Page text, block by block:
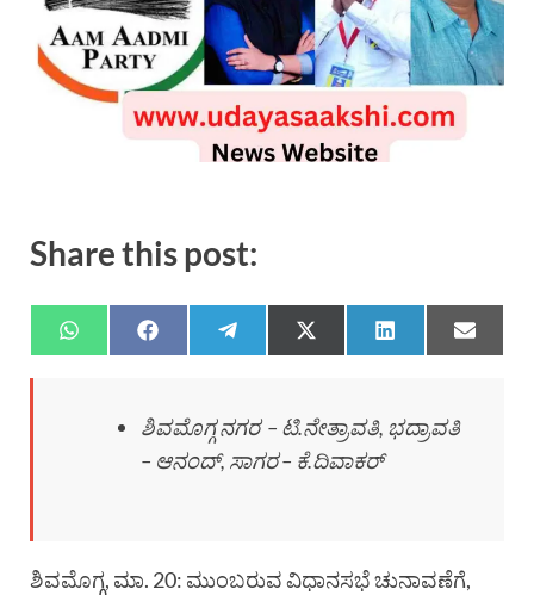
Share this post:
ಶಿವಮೊಗ್ಗ ನಗರ – ಟಿ.ನೇತ್ರಾವತಿ, ಭದ್ರಾವತಿ
– ಆನಂದ್, ಸಾಗರ – ಕೆ.ದಿವಾಕರ್
ಶಿವಮೊಗ್ಗ, ಮಾ. 20: ಮುಂಬರುವ ವಿಧಾನಸಭೆ ಚುನಾವಣೆಗೆ,